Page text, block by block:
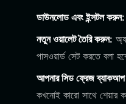
ডাউনলোড এবং ইন্সটল করুন:
নতুন ওয়ালেট তৈরি করুন:
পাসওয়ার্ড সেট করতে বলা
আপনার সিড ফ্রেজ
কখনোই কারো সাথে শেয়ার